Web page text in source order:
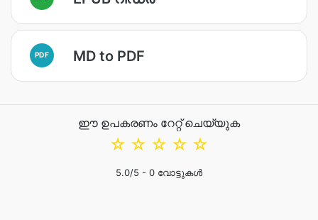
PDF MD to PDF
ഈ ഉപകരണം റേറ്റ് ചെയ്യുക
☆
☆
☆
☆
☆
5.0/5 - 0 വോട്ടുകൾ